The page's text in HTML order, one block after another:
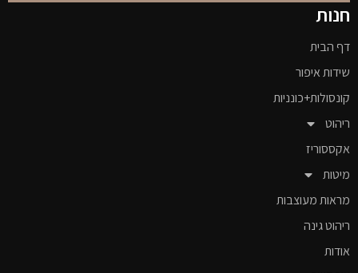
חנות
דף הבית
שידות איפור
קונסולות+כונניות
ריהוט
אקססוריז
מיטות
מראות מעוצבות
ריהוט גינה
אודות